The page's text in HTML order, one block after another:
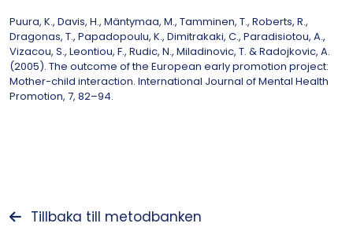
Puura, K., Davis, H., Mäntymaa, M., Tamminen, T., Roberts, R.,
Dragonas, T., Papadopoulu, K., Dimitrakaki, C., Paradisiotou, A.,
Vizacou, S., Leontiou, F., Rudic, N., Miladinovic, T. & Radojkovic, A.
(2005). The outcome of the European early promotion project:
Mother-child interaction. International Journal of Mental Health
Promotion, 7, 82–94.
Tillbaka till metodbanken